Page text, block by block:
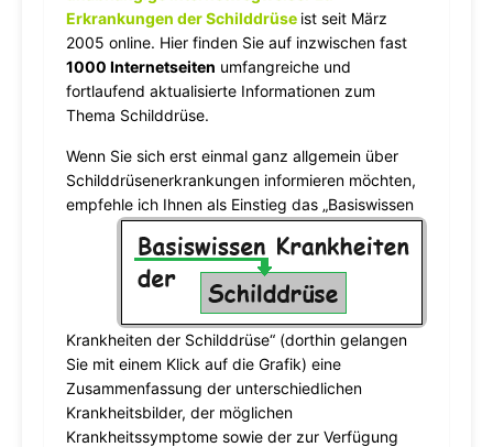
Erkrankungen der Schilddrüse ist seit März
2005 online. Hier finden Sie auf inzwischen fast
1000 Internetseiten umfangreiche und
fortlaufend aktualisierte Informationen zum
Thema Schilddrüse.
Wenn Sie sich erst einmal ganz allgemein über
Schilddrüsenerkrankungen informieren möchten,
empfehle ich Ihnen als Einstieg das „Basiswissen
Krankheiten der Schilddrüse“ (dorthin gelangen
Sie mit einem Klick auf die Grafik) eine
Zusammenfassung der unterschiedlichen
Krankheitsbilder, der möglichen
Krankheitssymptome sowie der zur Verfügung